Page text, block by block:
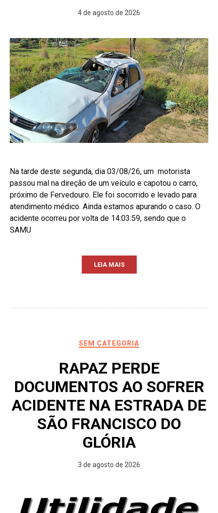
4 de agosto de 2026
Na tarde deste segunda, dia 03/08/26, um motorista
passou mal na direção de um veículo e capotou o carro,
próximo de Fervedouro. Ele foi socorrido e levado para
atendimento médico. Ainda estamos apurando o caso. O
acidente ocorreu por volta de 14:03:59, sendo que o
SAMU
LEIA MAIS
SEM CATEGORIA
RAPAZ PERDE
DOCUMENTOS AO SOFRER
ACIDENTE NA ESTRADA DE
SÃO FRANCISCO DO
GLÓRIA
3 de agosto de 2026